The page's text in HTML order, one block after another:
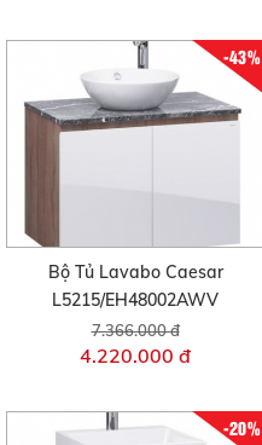
-43%
Bộ Tủ Lavabo Caesar
L5215/EH48002AWV
7.366.000 đ
4.220.000 đ
-20%